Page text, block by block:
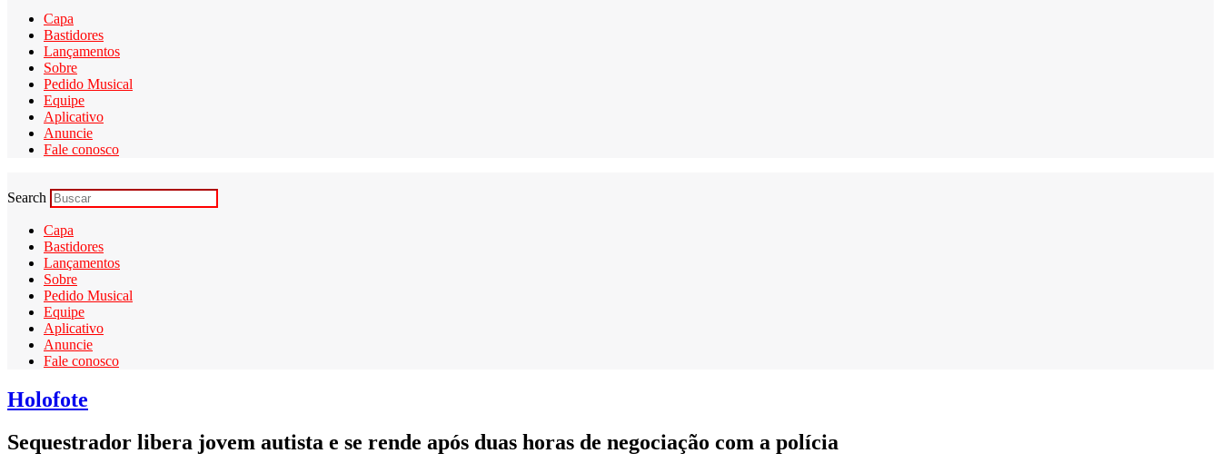
Capa
Bastidores
Lançamentos
Sobre
Pedido Musical
Equipe
Aplicativo
Anuncie
Fale conosco
Search
Capa
Bastidores
Lançamentos
Sobre
Pedido Musical
Equipe
Aplicativo
Anuncie
Fale conosco
Holofote
Sequestrador libera jovem autista e se rende após duas horas de negociação com a polícia